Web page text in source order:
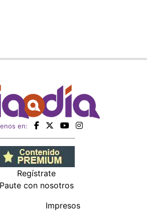
en:
Regístrate
Paute con nosotros
Impresos